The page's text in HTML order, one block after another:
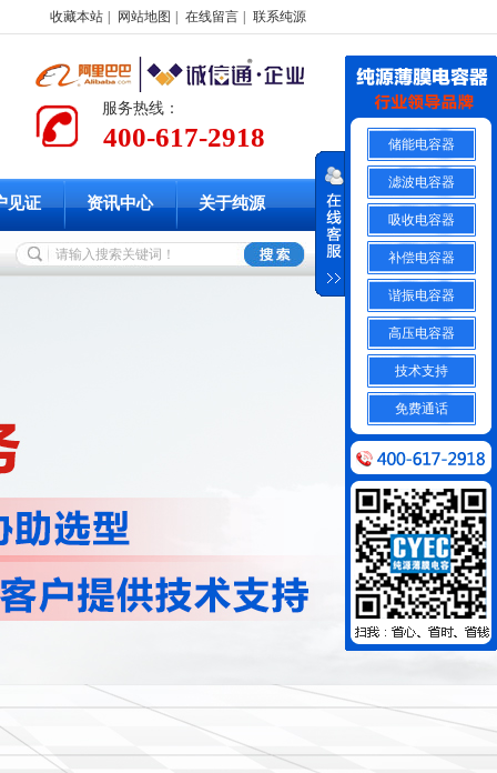
收藏本站 网站地图 在线留言 联系纯源
服务热线：
400-617-2918
见证 资讯中心 关于纯源
储能电容器
滤波电容器
吸收电容器
补偿电容器
谐振电容器
高压电容器
技术支持
免费通话